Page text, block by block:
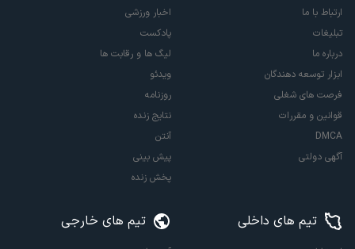
ارتباط با ما
تبلیغات
درباره ما
ابزار توسعه دهندگان
فرصت های شغلی
قوانین و مقررات
DMCA
آگهی دولتی
اخبار ورزشی
پادکست
لیگ ها و رقابت ها
ویدئو
روزنامه
نتایج زنده
آنتن
پیش بینی
پخش زنده
تیم های داخلی تیم های خارجی